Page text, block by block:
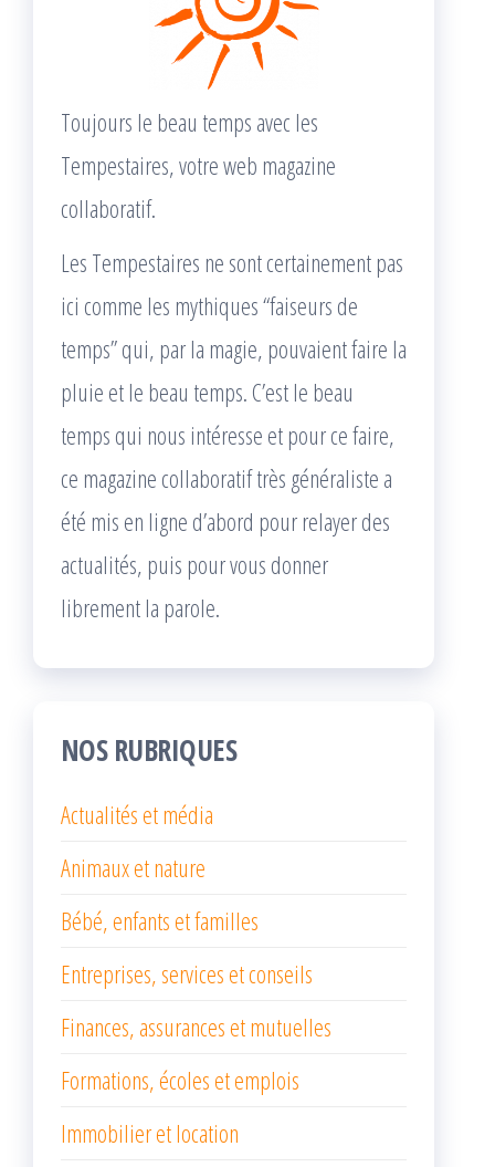
Toujours le beau temps avec les
Tempestaires, votre web magazine
collaboratif.
Les Tempestaires ne sont certainement pas
ici comme les mythiques “faiseurs de
temps” qui, par la magie, pouvaient faire la
pluie et le beau temps. C’est le beau
temps qui nous intéresse et pour ce faire,
ce magazine collaboratif très généraliste a
été mis en ligne d’abord pour relayer des
actualités, puis pour vous donner
librement la parole.
NOS RUBRIQUES
Actualités et média
Animaux et nature
Bébé, enfants et familles
Entreprises, services et conseils
Finances, assurances et mutuelles
Formations, écoles et emplois
Immobilier et location